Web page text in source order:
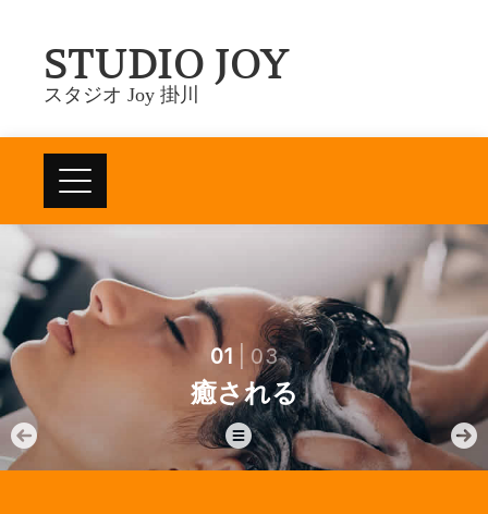
contentSTUDIO JOY
スタジオ Joy 掛川
01 03
癒される